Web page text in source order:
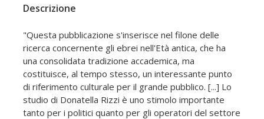
Descrizione
"Questa pubblicazione s'inserisce nel filone delle
ricerca concernente gli ebrei nell'Età antica, che ha
una consolidata tradizione accademica, ma
costituisce, al tempo stesso, un interessante punto
di riferimento culturale per il grande pubblico. [...] Lo
studio di Donatella Rizzi è uno stimolo importante
tanto per i politici quanto per gli operatori del settore